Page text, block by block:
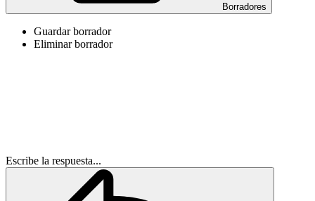
Borradores
Guardar borrador
Eliminar borrador
Escribe la respuesta...